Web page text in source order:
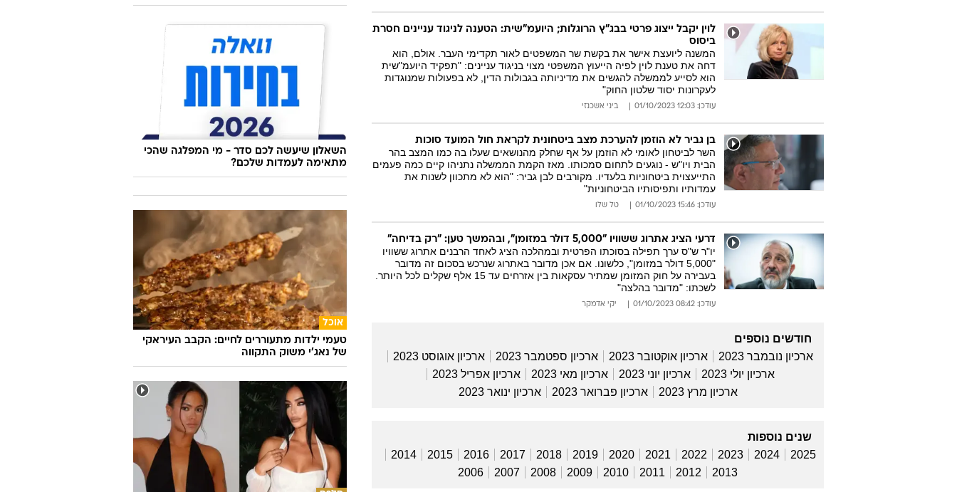
לוין יקבל ייצוג פרטי בבג"ץ הרוגלות; היועמ"שית: הטענה לניגוד עניינים חסרת
ביסוס
המשנה ליועצת אישר את בקשת שר המשפטים לאור תקדימי העבר. אולם, הוא
דחה את טענת לוין לפיה הייעוץ המשפטי מצוי בניגוד עניינים: "תפקיד היועמ"שית
הוא לסייע לממשלה להגשים את מדיניותה בגבולות הדין, לא בפעולות שמנוגדות
לעקרונות יסוד שלטון החוק"
עודכן: 12:03 01/10/2023 ביני אשכנזי
בן גביר לא הוזמן להערכת מצב ביטחונית לקראת חול המועד סוכות
השר לביטחון לאומי לא הוזמן על אף שחלק מהנושאים שעלו בה כמו המצב בהר
הבית ויו"ש - נוגעים לתחום סמכותו. מאז הקמת הממשלה נתניהו קיים כמה פעמים
התייעצוית ביטחוניות בלעדיו. מקורבים לבן גביר: "הוא לא מתכוון לשנות את
עמדותיו ותפיסותיו הביטחוניות"
עודכן: 15:46 01/10/2023 טל שלו
דרעי הציג אתרוג ששוויו "5,000 דולר במזומן", ובהמשך טען: "רק בדיחה"
יו"ר ש"ס ערך תפילה בסוכתו הפרטית ובמהלכה הציג לאחד הרבנים אתרוג ששוויו
"5,000 דולר במזומן", כלשונו. אם אכן מדובר באתרוג שנרכש בסכום זה מדובר
בעבירה על חוק המזומן שמתיר עסקאות בין אזרחים עד 15 אלף שקלים לכל היותר.
לשכתו: "מדובר בהלצה"
עודכן: 08:42 01/10/2023 יקי אדמקר
חודשים נוספים
ארכיון נובמבר 2023
ארכיון אוקטובר 2023 ארכיון ספטמבר 2023
ארכיון אוגוסט 2023
ארכיון יולי 2023
ארכיון יוני 2023 ארכיון מאי 2023
ארכיון אפריל 2023
ארכיון מרץ 2023
ארכיון פברואר 2023 ארכיון ינואר 2023
שנים נוספות
2025
2024
2023
2022
2021
2020
2019
2018
2017
2016
2015
2014
2013
2012
2011
2010
2009
2008
2007
2006
השאלון שיעשה לכם סדר - מי המפלגה שהכי
מתאימה לעמדות שלכם?
אוכל
טעמי ילדות מתעוררים לחיים: הקבב העיראקי
של נאג׳י משוק התקווה